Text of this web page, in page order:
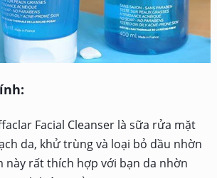
Facial Cleanser là sữa rửa mặt
da, khử trùng và loại bỏ dầu nhờn
này rất thích hợp với bạn da nhờn